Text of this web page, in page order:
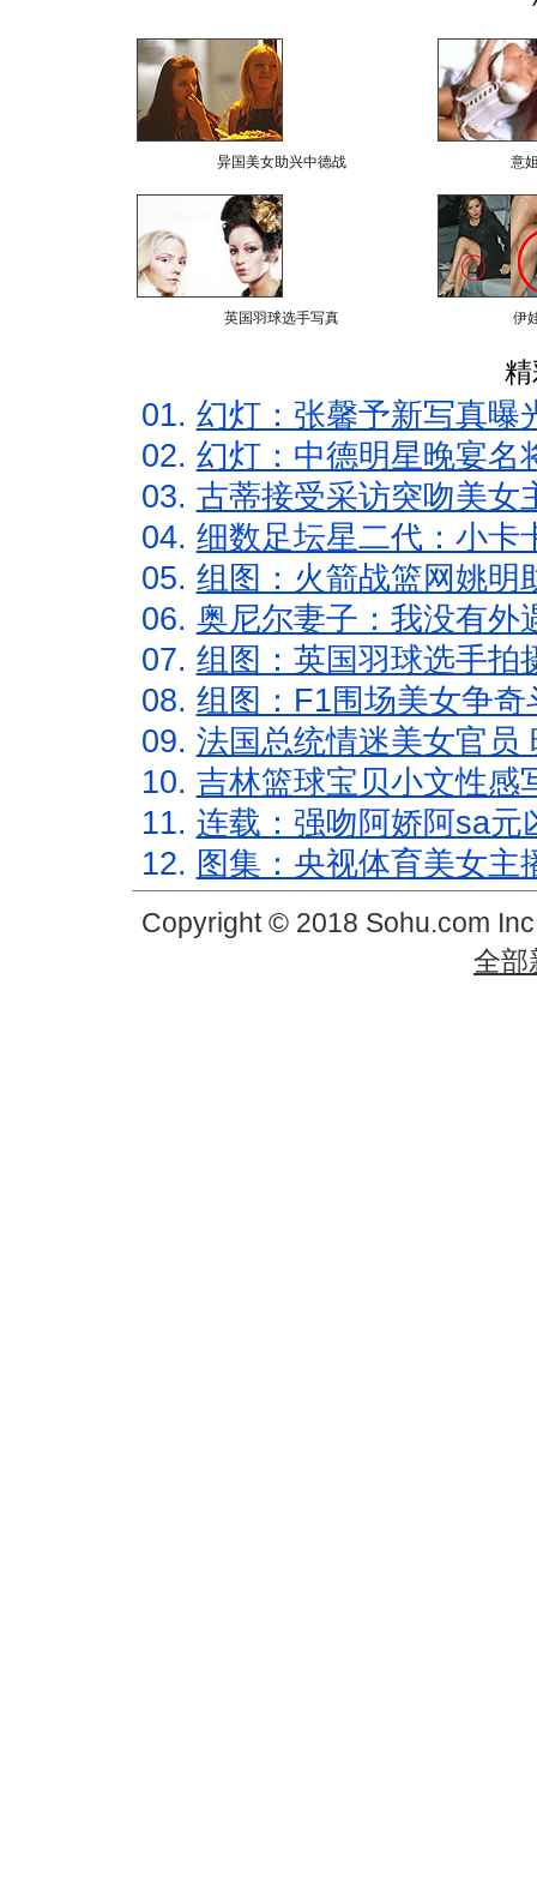
异国美女助兴中德战 意
英国羽球选手写真 伊
01. 幻灯：张馨予新写真曝
02. 幻灯：中德明星晚宴名
03. 古蒂接受采访突吻美女
04. 细数足坛星二代：小卡
05. 组图：火箭战篮网姚明
06. 奥尼尔妻子：我没有外
07. 组图：英国羽球选手拍
08. 组图：F1围场美女争
09. 法国总统情迷美女官员
10. 吉林篮球宝贝小文性感
11. 连载：强吻阿娇阿sa元
12. 图集：央视体育美女主
Copyright © 2018 Sohu.com
全部